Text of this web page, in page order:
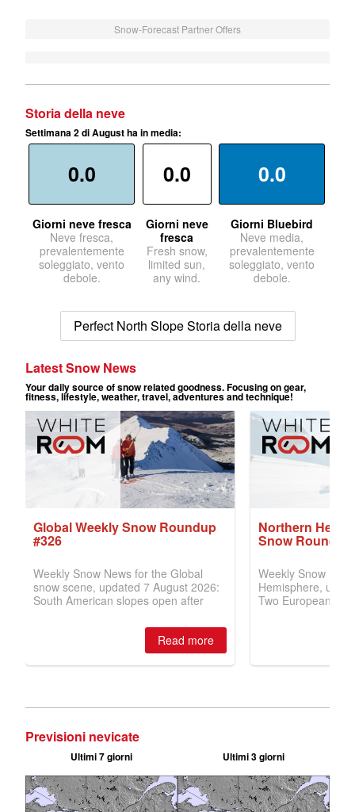
Snow-Forecast Partner Offers
Storia della neve
Settimana 2 di August ha in media:
0.0
Giorni neve fresca
Neve fresca,
prevalentemente
soleggiato, vento
debole.
0.0
Giorni neve
fresca
Fresh snow,
limited sun,
any wind.
0.0
Giorni Bluebird
Neve media,
prevalentemente
soleggiato, vento
debole.
Perfect North Slope Storia della neve
Previsioni nevicate
Ultimi 7 giorni Ultimi 3 giorni